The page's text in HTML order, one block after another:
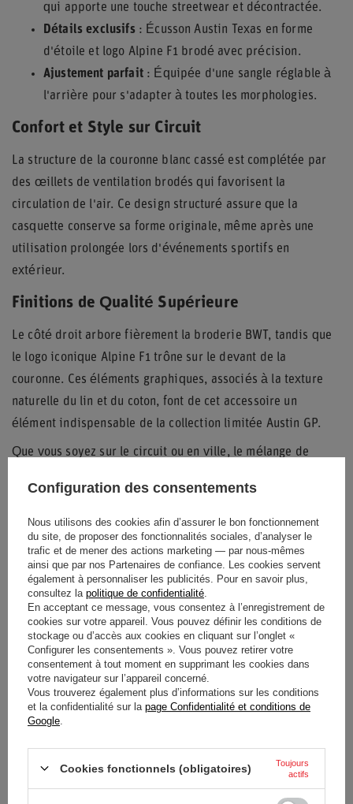
qui apporte une touche streetwear et décontractée.
Détails exclusifs: Écusson Austin Texas en forme
d'étoile et logo Alpine F1 brodé avec précision.
Ajustement parfait: Équipée d'une sangle réglable à
l'arrière pour s'adapter à toutes les morphologies.
Confort et Style sur Circuit
La structure de la couronne blanc cassé est complétée par
des œillets de ventilation brodés qui favorisent la
circulation de l'air. Ce design structuré assure que la
casquette conserve sa forme originale, même après une
utilisation prolongée lors d'événements sportifs en
extérieur.
Finitions de Qualité Supérieure
Le côté droit arbore fièrement la broderie BWT, tandis que
le logo iconique Alpine F1 trône sur le devant de la
couronne. Ces éléments graphiques, associés à la texture
naturelle du lin et du coton, font de cet accessoire un
élément indispensable de la collection limitée Austin GP.
Que vous soyez sur le circuit ou en ville, le mélange de
exceptionnelle. La fermetureStretch-Snapgarantit un
maintien sûr et confortable, idéal pour supporter votre
écurie favorite dans toutes les conditions.
Entité responsable de ce
produit dans l'UE
New Era Cap
Company
Lire la suite
État Nouveaux produits
Catégorie Casquettes de baseball
Marque Alpine F1
Configuration des consentements
Nous utilisons des cookies afin d’assurer le bon fonctionnement
du site, de proposer des fonctionnalités sociales, d’analyser le
trafic et de mener des actions marketing — par nous-mêmes
ainsi que par nos Partenaires de confiance. Les cookies servent
également à personnaliser les publicités. Pour en savoir plus,
consultez la politique de confidentialité
En acceptant ce message, vous consentez à l’enregistrement de
cookies sur votre appareil. Vous pouvez définir les conditions de
stockage ou d’accès aux cookies en cliquant sur l’onglet «
Configurer les consentements ». Vous pouvez retirer votre
consentement à tout moment en supprimant les cookies dans
votre navigateur sur l’appareil concerné.
Vous trouverez également plus d’informations sur les conditions
et la confidentialité sur la page Confidentialité et conditions de
Google
Cookies fonctionnels (obligatoires)
Toujours
actifs